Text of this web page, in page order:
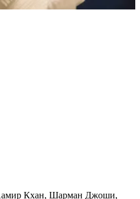
Кхан, Шарман Джоши,